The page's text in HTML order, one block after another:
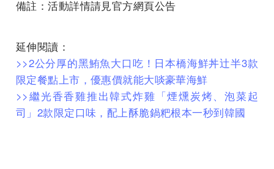
備註：活動詳情請見官方網頁公告
延伸閱讀：
>>2公分厚的黑鮪魚大口吃！日本橋海鮮丼辻半3款
限定餐點上市，優惠價就能大啖豪華海鮮
>>繼光香香雞推出韓式炸雞「煙燻炭烤、泡菜起
司」2款限定口味，配上酥脆鍋粑根本一秒到韓國